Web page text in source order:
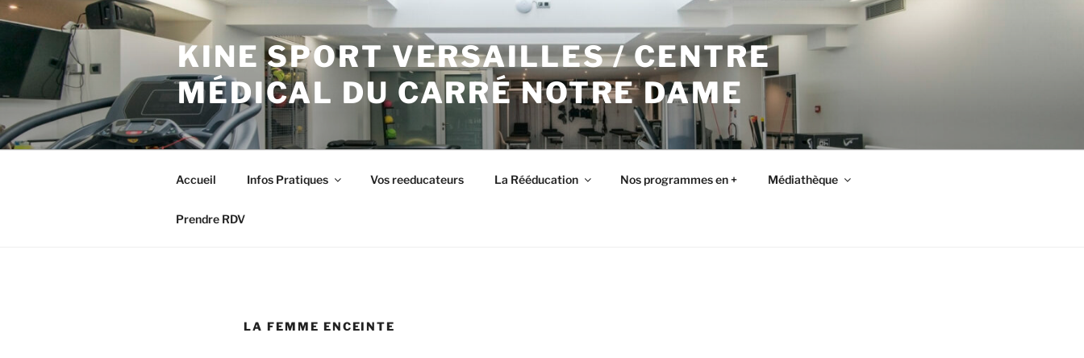
Aller
au
contenu
principal
KINE SPORT VERSAILLES / CENTRE
MÉDICAL DU CARRÉ NOTRE DAME
Accueil Infos Pratiques Vos reeducateurs La Rééducation Nos programmes en + Médiathèque
Prendre RDV
LA FEMME ENCEINTE